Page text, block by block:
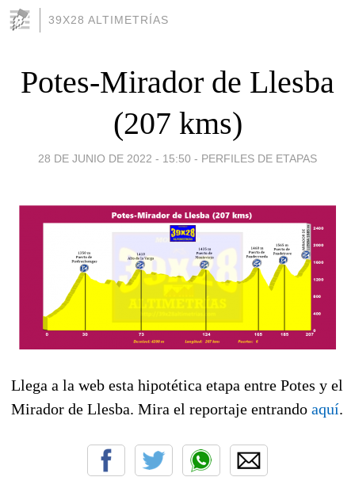
39X28 ALTIMETRÍAS
Potes-Mirador de Llesba
(207 kms)
28 DE JUNIO DE 2022 - 15:50 - PERFILES DE ETAPAS
Llega a la web esta hipotética etapa entre Potes y el
Mirador de Llesba. Mira el reportaje entrando aquí.